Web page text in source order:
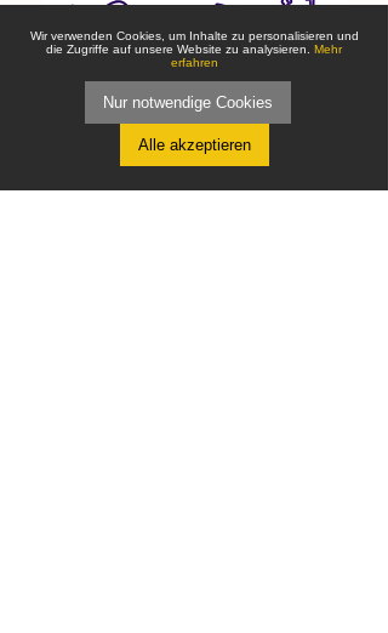
Wir verwenden Cookies, um Inhalte zu personalisieren und
die Zugriffe auf unsere Website zu analysieren. Mehr
erfahren
Nur notwendige Cookies
Alle akzeptieren
Erklärvideos